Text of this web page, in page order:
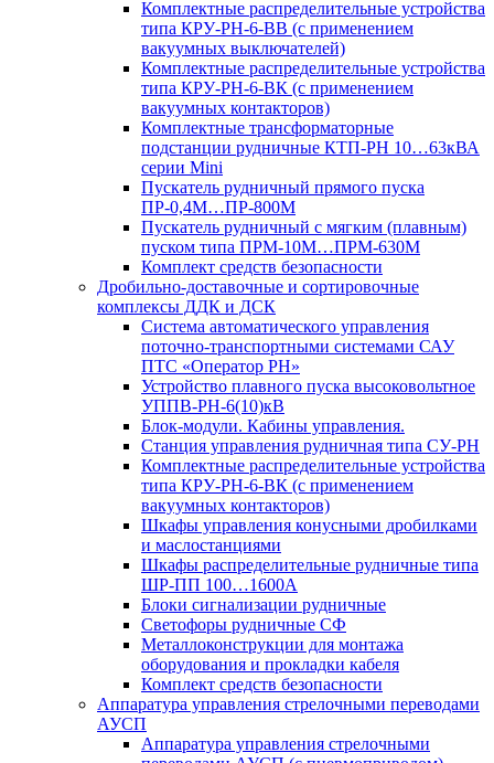
Комплектные распределительные устройства
типа КРУ-РН-6-ВВ (с применением
вакуумных выключателей)
Комплектные распределительные устройства
типа КРУ-РН-6-ВК (с применением
вакуумных контакторов)
Комплектные трансформаторные
подстанции рудничные КТП-РН 10…63кВА
серии Mini
Пускатель рудничный прямого пуска
ПР-0,4М…ПР-800М
Пускатель рудничный с мягким (плавным)
пуском типа ПРМ-10М…ПРМ-630М
Комплект средств безопасности
Дробильно-доставочные и сортировочные
комплексы ДДК и ДСК
Система автоматического управления
поточно-транспортными системами САУ
ПТС «Оператор РН»
Устройство плавного пуска высоковольтное
УППВ-РН-6(10)кВ
Блок-модули. Кабины управления.
Станция управления рудничная типа СУ-РН
Комплектные распределительные устройства
типа КРУ-РН-6-ВК (с применением
вакуумных контакторов)
Шкафы управления конусными дробилками
и маслостанциями
Шкафы распределительные рудничные типа
ШР-ПП 100…1600А
Блоки сигнализации рудничные
Светофоры рудничные СФ
Металлоконструкции для монтажа
оборудования и прокладки кабеля
Комплект средств безопасности
Аппаратура управления стрелочными переводами
АУСП
Аппаратура управления стрелочными